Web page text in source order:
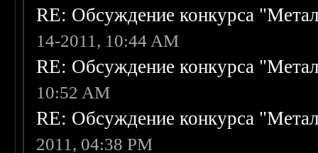
RE: Обсуждение конкурса
14-2011, 10:44 AM
RE: Обсуждение конкурса
10:52 AM
RE: Обсуждение конкурса
2011, 04:38 PM